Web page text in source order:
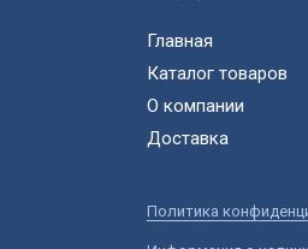
Главная
Каталог товаров
О компании
Доставка
Политика